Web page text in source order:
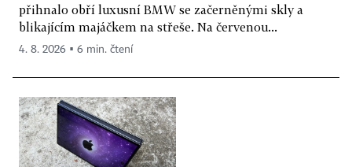
přihnalo obří luxusní BMW se začerněnými skly a
blikajícím majáčkem na střeše. Na červenou...
4. 8. 2026 ▪ 6 min. čtení